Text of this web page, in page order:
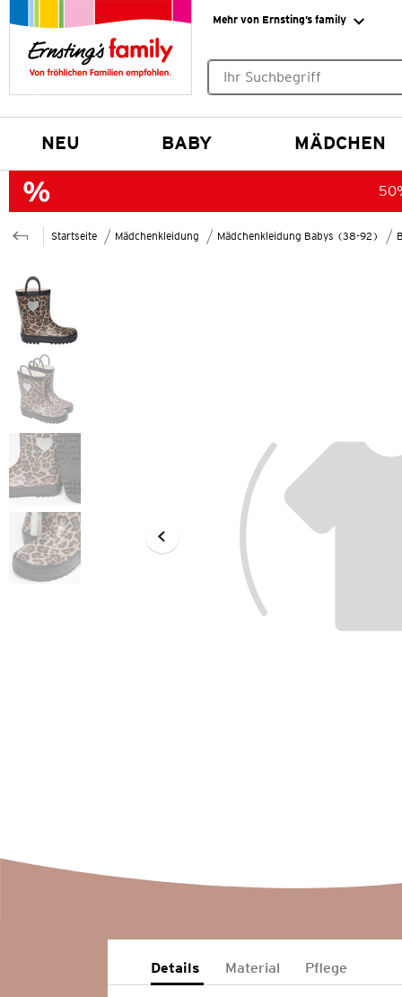
Mehr von Ernsting’s family
NEU BABY MÄDCHEN
Startseite Mädchenkleidung Mädchenkleidung Babys (38-92)
Details Material Pflege